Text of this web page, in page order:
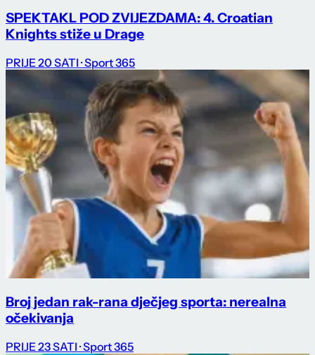
SPEKTAKL POD ZVIJEZDAMA: 4. Croatian
Knights stiže u Drage
PRIJE 20 SATI · Sport 365
Broj jedan rak-rana dječjeg sporta: nerealna
očekivanja
PRIJE 23 SATI · Sport 365